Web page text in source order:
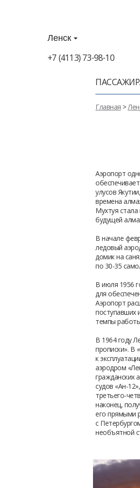
Ленск
+7 (4113) 73-98-10
Главная >
Аэропорт
улусов
времена
Мухтуя
будущей
В начале
ледовый
домик на
по 30-35
В июля 1956
для
Аэропорт
поступавших
темпы
В 1964 году
прописки». В
к
аэродром
гражданских
судов «Ан-
третьего-
наконец,
его прямыми
с
необъятной